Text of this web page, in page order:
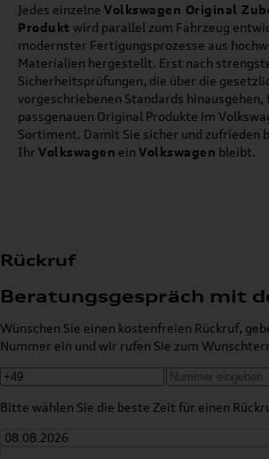
Jedes einzelne Volkswagen Original
Produkt wird parallel zum Fahrzeug
modernster Fertigungsprozesse aus
Materialien hergestellt. Erst nach
Sicherheitsprüfungen, die über die
vorgeschriebenen Standards hinausgehen,
passgenauen Original Produkte im
Sortiment. Damit Sie sicher und zufrieden
Ihr Volkswagen ein Volkswagen bleibt.
Rückruf
Beratungsgespräch mit
Wünschen Sie einen kostenfreien Rückruf,
Nummer ein und wir rufen Sie zum
Bitte wählen Sie die beste Zeit für einen